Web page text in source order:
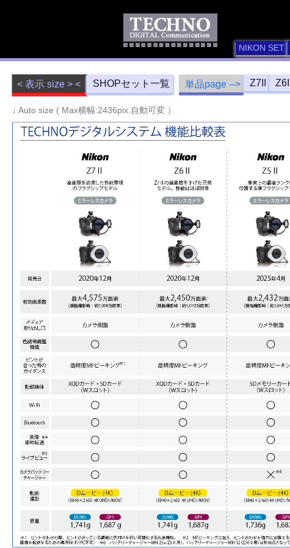
NIKON SET
< 表示 size > < SHOPセット一覧 単品page --> Z7II Z6II
↓ Auto size ( Max横幅:2436pix.自動可変 ）